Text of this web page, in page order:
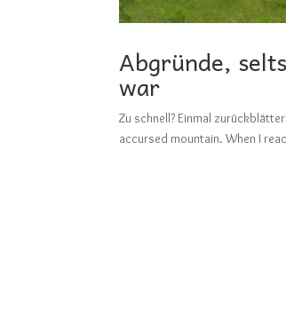
Abgründe,
war
Zu schnell? Einmal
accursed mountain. When I